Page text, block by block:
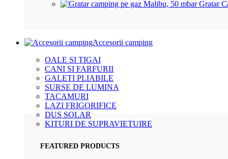
Gratar
Accesorii camping
OALE SI TIGAI
CANI SI FARFURII
GALETI PLIABILE
SURSE DE LUMINA
TACAMURI
LAZI FRIGORIFICE
DUS SOLAR
KITURI DE SUPRAVIETUIRE
FEATURED PRODUCTS